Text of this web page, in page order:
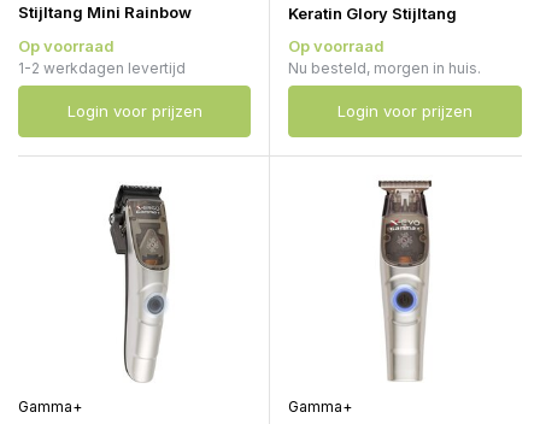
Stijltang Mini Rainbow
Op voorraad
1-2 werkdagen levertijd
Login voor prijzen
Keratin Glory Stijltang
Op voorraad
Nu besteld, morgen in huis.
Login voor prijzen
Gamma+ Gamma+